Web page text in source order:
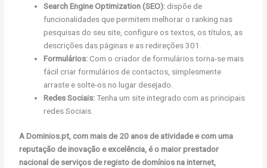
Search Engine Optimization (SEO): dispõe de
funcionalidades que permitem melhorar o ranking nas
pesquisas do seu site, configure os textos, os títulos, as
descrições das páginas e as redireções 301.
Formulários:Com o criador de formulários torna-se mais
fácil criar formulários de contactos, simplesmente
arraste e solte-os no lugar desejado.
Redes Sociais:Tenha um site integrado com as principais
redes Sociais.
A Dominios.pt, com mais de 20 anos de atividade e com uma
reputação de inovação e excelência, é o maior prestador
nacional de serviços de registo de domínios na internet,